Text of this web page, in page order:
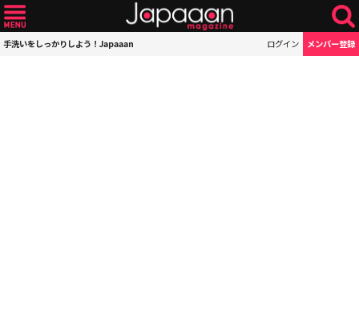
手洗いをしっかりしよう！Japaaan ログイン メンバー登録